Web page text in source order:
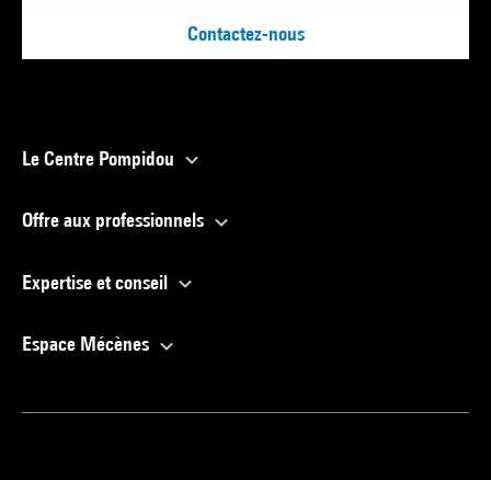
Contactez-nous
Le Centre Pompidou
Offre aux professionnels
Expertise et conseil
Espace Mécènes